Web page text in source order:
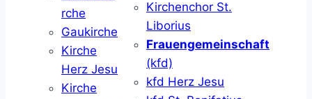
rche
Gaukirche
Kirche
Herz Jesu
Kirche
Kirchenchor St.
Liborius
Frauengemeinschaft
(kfd)
kfd Herz Jesu